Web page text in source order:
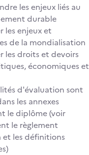
les enjeux liés au
durable
les enjeux et
de la mondialisation
les droits et devoirs
économiques et
d'évaluation sont
les annexes
le diplôme (voir
le règlement
et les définitions